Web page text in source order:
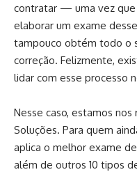
contratar — uma vez que
elaborar um exame
tampouco obtém todo o
correção. Felizmente,
lidar com esse processo
Nesse caso, estamos
Soluções. Para quem
aplica o melhor exame
além de outros 10 tipos